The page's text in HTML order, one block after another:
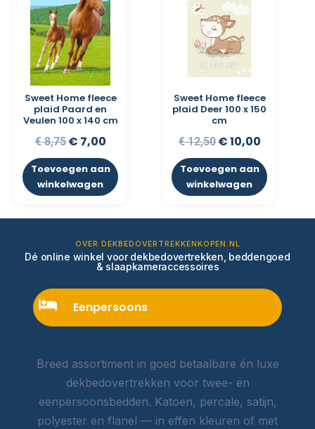
Sweet Home fleece
plaid Paard en
Veulen 100 x 140 cm
€8,75 € 7,00
Toevoegen aan
winkelwagen
Sweet Home fleece
plaid Deer 100 x 150
cm
€12,50 €10,00
Toevoegen aan
winkelwagen
OVER DEKBEDOVERTREKKENKOPEN.NL
Dé online winkel voor dekbedovertrekken, beddengoed
& slaapkameraccessoires
Eenpersoons
Breed assortiment in goed betaalbare én luxe
dekbedovertrekken voor twee- en
eenpersoonsbedden. Katoen, percale, satijn,
polyester en flanel — in effen kleuren of met